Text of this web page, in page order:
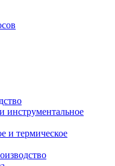
инструментальное
и термическое